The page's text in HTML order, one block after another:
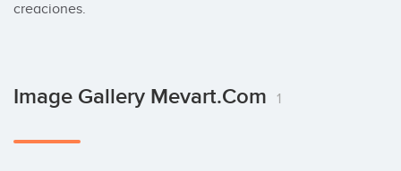
creaciones.
Image Gallery Mevart.com 1